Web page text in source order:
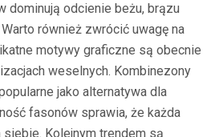
dominują odcienie beżu, brązu
również zwrócić uwagę na
motywy graficzne są obecnie
weselnych. Kombinezony
jako alternatywa dla
fasonów sprawia, że każda
Kolejnym trendem są